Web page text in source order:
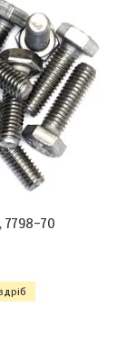
7798-70